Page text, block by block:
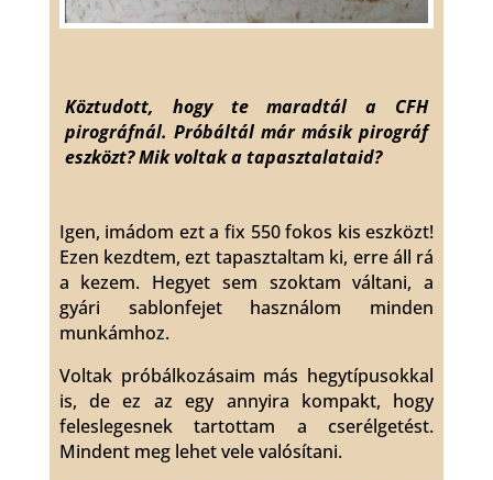
Köztudott, hogy te maradtál a CFH
pirográfnál. Próbáltál már másik pirográf
eszközt? Mik voltak a tapasztalataid?
Igen, imádom ezt a fix 550 fokos kis eszközt!
Ezen kezdtem, ezt tapasztaltam ki, erre áll rá
a kezem. Hegyet sem szoktam váltani, a
gyári sablonfejet használom minden
munkámhoz.
Voltak próbálkozásaim más hegytípusokkal
is, de ez az egy annyira kompakt, hogy
feleslegesnek tartottam a cserélgetést.
Mindent meg lehet vele valósítani.